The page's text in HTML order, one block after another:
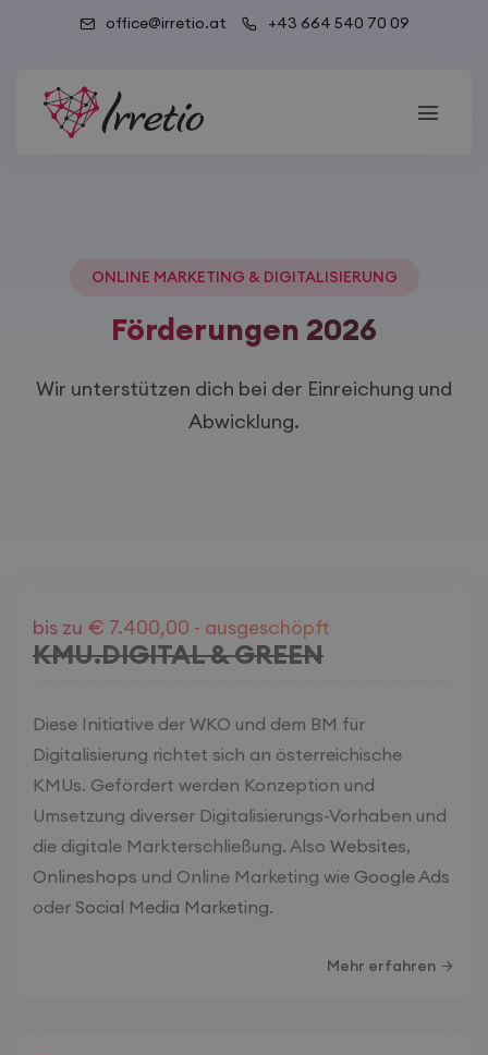
office@irretio.at +43 664 540 70 09
ONLINE MARKETING & DIGITALISIERUNG
Förderungen 2026
Wir unterstützen dich bei der Einreichung und
Abwicklung.
bis zu € 7.400,00 - ausgeschöpft
KMU.DIGITAL & GREEN
Diese Initiative der WKO und dem BM für
Digitalisierung richtet sich an österreichische
KMUs. Gefördert werden Konzeption und
Umsetzung diverser Digitalisierungs-Vorhaben und
die digitale Markterschließung. Also Websites,
Onlineshops und Online Marketing wie Google Ads
oder Social Media Marketing.
Mehr erfahren